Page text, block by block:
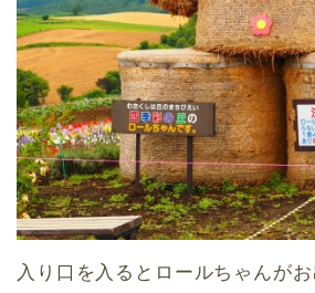
入り口を入るとロールちゃんが